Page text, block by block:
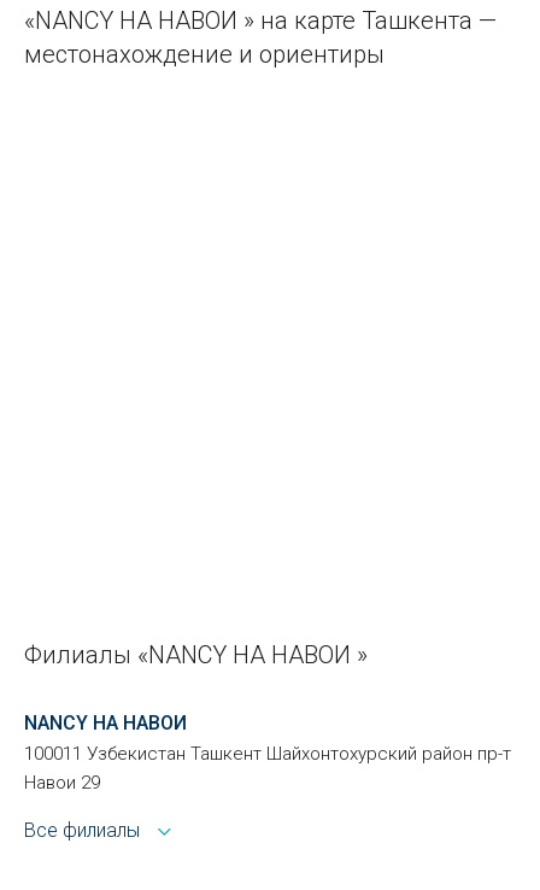
«NANCY НА НАВОИ » на карте Ташкента —
местонахождение и ориентиры
Филиалы «NANCY НА НАВОИ »
NANCY НА НАВОИ
100011 Узбекистан Ташкент Шайхонтохурский район пр-т
Навои 29
Все филиалы